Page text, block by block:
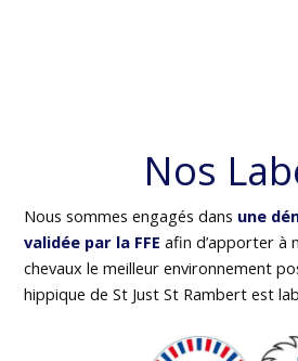
Nos
Nous sommes engagés dans une
validée par la FFE afin d’apporter à
chevaux le meilleur environnement
hippique de St Just St Rambert est